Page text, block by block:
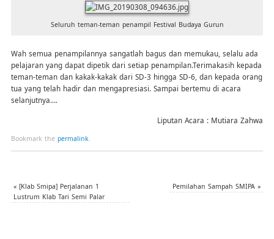
Seluruh teman-teman penampil Festival Budaya Gurun
Wah semua penampilannya sangatlah bagus dan memukau, selalu ada
pelajaran yang dapat dipetik dari setiap penampilan.Terimakasih kepada
teman-teman dan kakak-kakak dari SD-3 hingga SD-6, dan kepada orang
tua yang telah hadir dan mengapresiasi. Sampai bertemu di acara
selanjutnya….
Liputan Acara : Mutiara Zahwa
Bookmark the permalink
«[Klab Smipa] Perjalanan 1
Lustrum Klab Tari Semi Palar
Pemilahan Sampah SMIPA»